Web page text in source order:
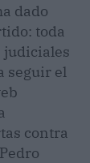
dado
toda
judiciales
seguir el
contra